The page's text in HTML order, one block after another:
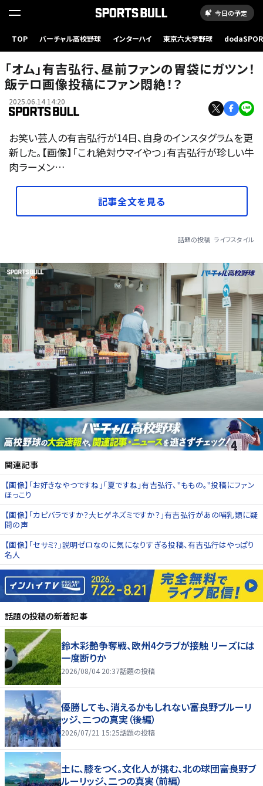
今日の予定
TOP バーチャル高校野球 インターハイ 東京六大学野球
「オム」有吉弘行、昼前ファンの胃袋にガツン！
飯テロ画像投稿にファン悶絶！？
2025.06.14 14:20
お笑い芸人の有吉弘行が14日、自身のインスタグラムを更
新した。【画像】「これ絶対ウマイやつ」有吉弘行が珍しい牛
肉ラーメン…
記事全文を見る
話題の投稿 ライフスタイル
関連記事
【画像】「お好きなやつですね」「夏ですね」有吉弘行、"ももの。"投稿にファン
ほっこり
【画像】「カピバラですか？大ヒゲネズミですか？」有吉弘行があの哺乳類に疑
問の声
【画像】「セサミ?」説明ゼロなのに気になりすぎる投稿、有吉弘行はやっぱり
名人
話題の投稿の新着記事
鈴木彩艶争奪戦、欧州4クラブが接触 リーズには
一度断りか
2026/08/04 20:37話題の投稿
優勝しても、消えるかもしれない――富良野ブルーリ
ッジ、二つの真実（後編）
2026/07/21 15:25話題の投稿
土に、膝をつく。文化人が挑む、北の球団――富良野ブ
ルーリッジ、二つの真実（前編）